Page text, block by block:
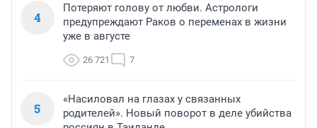
4
Потеряют голову от любви. Астрологи
предупреждают Раков о переменах в жизни
уже в августе
26 721 7
5
«Насиловал на глазах у связанных
родителей». Новый поворот в деле убийства